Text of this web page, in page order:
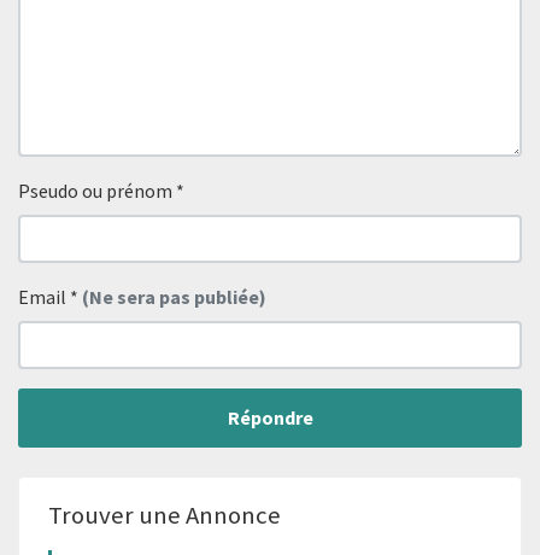
Pseudo ou prénom *
Email * (Ne sera pas publiée)
Répondre
Trouver une Annonce